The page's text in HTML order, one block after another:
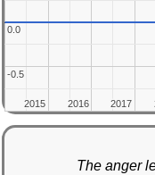
2015
2015 2016
2016 2017
2017
-0.5
-0.5
0.0
0.0
The anger